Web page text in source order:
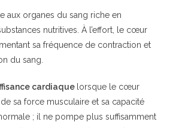
aux organes du sang riche en
nutritives. À l’effort, le cœur
sa fréquence de contraction et
du sang.
cardiaque lorsque le cœur
sa force musculaire et sa capacité
; il ne pompe plus suffisamment